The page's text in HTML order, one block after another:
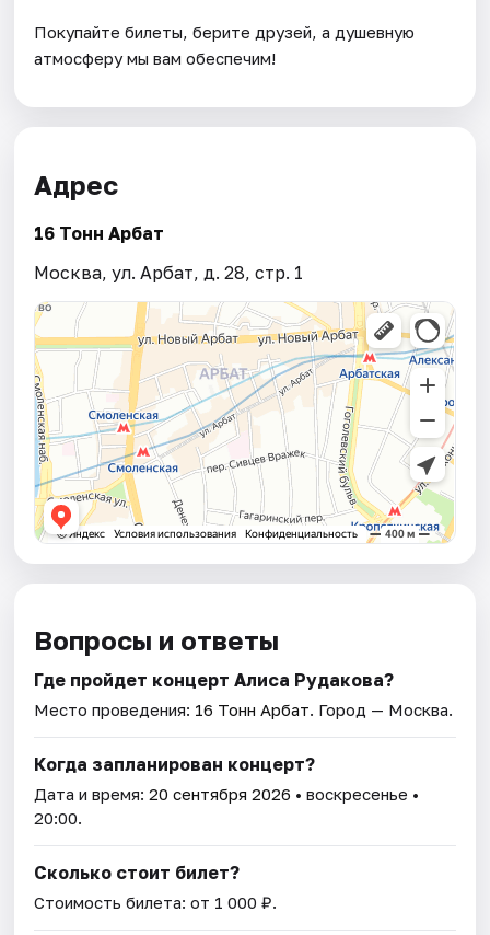
Покупайте билеты, берите друзей, а душевную
атмосферу мы вам обеспечим!
Адрес
16 Тонн Арбат
Москва, ул. Арбат, д. 28, стр. 1
Вопросы и ответы
Где пройдет концерт Алиса Рудакова?
Место проведения: 16 Тонн Арбат. Город — Москва.
Когда запланирован концерт?
Дата и время:20 сентября 2026 • воскресенье •
20:00.
Сколько стоит билет?
Стоимость билета: от 1 000 ₽.